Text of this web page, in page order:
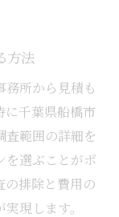
績がカギ
がちな点
ト
コツ
べきポイン
方法
所から見積も
に千葉県船橋市
査範囲の詳細を
を選ぶことがポ
の排除と費用の
現します。